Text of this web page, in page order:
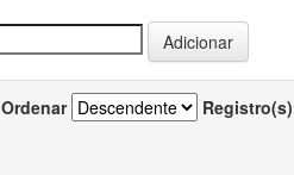
Ordenar Registro(s)